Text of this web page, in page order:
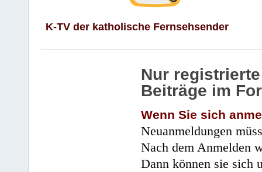
K-TV der katholische Fernsehsender
Nur
Beiträge im
Wenn Sie sich
Neuanmeldungen
Nach dem Anmelden
Dann können sie sich